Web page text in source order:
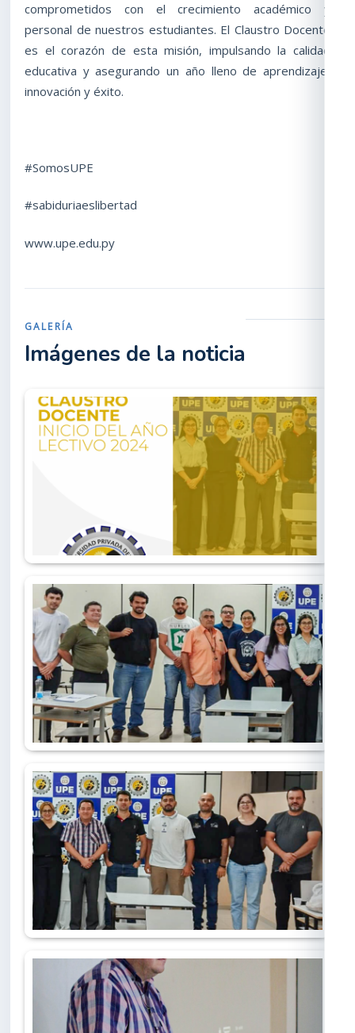
comprometidos con el crecimiento académico y
personal de nuestros estudiantes. El Claustro Docente
es el corazón de esta misión, impulsando la calidad
educativa y asegurando un año lleno de aprendizaje,
innovación y éxito.
#SomosUPE
#sabiduriaeslibertad
www.upe.edu.py
GALERÍA
Imágenes de la noticia